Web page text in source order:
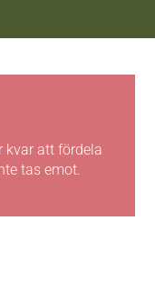
kvar att fördela
tas emot.